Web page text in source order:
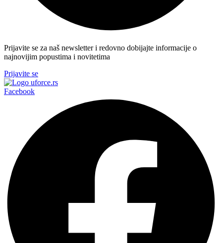
Prijavite se za naš newsletter i redovno dobijajte informacije o
najnovijim popustima i novitetima
Prijavite se
Facebook